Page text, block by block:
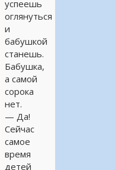
успеешь
оглянуться
и
бабушкой
станешь.
Бабушка,
а самой
сорока
нет.
— Да!
Сейчас
самое
время
детей